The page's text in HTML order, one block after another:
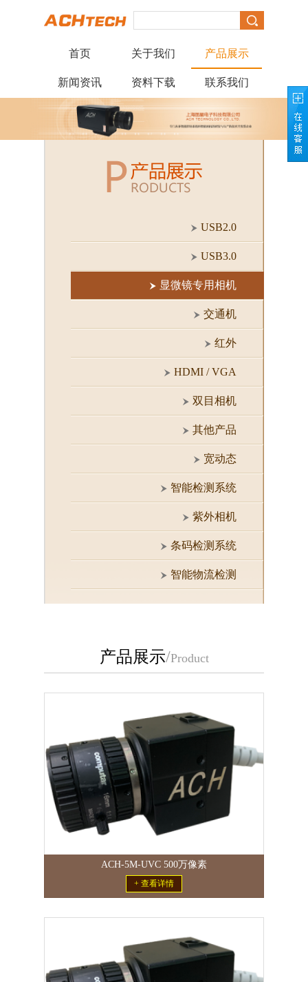
首页 关于我们 产品展示
新闻资讯 资料下载 联系我们
USB2.0
USB3.0
显微镜专用相机
交通机
红外
HDMI / VGA
双目相机
其他产品
宽动态
智能检测系统
紫外相机
条码检测系统
智能物流检测
产品展示/Product
ACH-5M-UVC 500万像素
+ 查看详情